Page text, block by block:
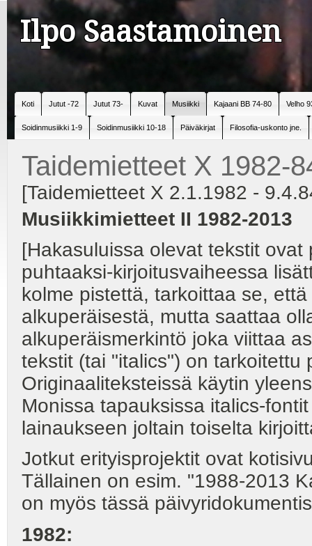
Ilpo Saastamoinen
Koti Jutut -72 Jutut 73- Kuvat Musiikki Kajaani BB 74-80 Velho
Soidinmusiikki 1-9 Soidinmusiikki 10-18 Päiväkirjat Filosofia-uskonto jne.
Taidemietteet X 1982-
[Taidemietteet X 2.1.1982 -
Musiikkimietteet II 1982-2013
[Hakasuluissa olevat tekstit
puhtaaksi-kirjoitusvaiheessa
kolme pistettä, tarkoittaa se,
alkuperäisestä, mutta saattaa
alkuperäismerkintö joka viittaa
tekstit (tai "italics") on
Originaaliteksteissä käytin
Monissa tapauksissa italics-
lainaukseen joltain toiselta
Jotkut erityisprojektit ovat
Tällainen on esim. "1988-2013
on myös tässä
1982: